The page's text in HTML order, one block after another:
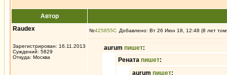
Автор
Raudex
Зарегистрирован: 16.11.2013
Суждений: 5829
Откуда: Москва
№425855 Добавлено: Вт 26 Июн 18, 12:48 (8 лет
aurum пишет:
Рената пишет:
aurum пишет: